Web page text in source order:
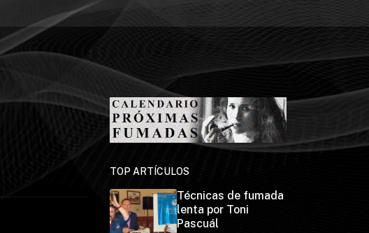
TOP ARTÍCULOS
Técnicas de fumada
lenta por Toni
Pascuál